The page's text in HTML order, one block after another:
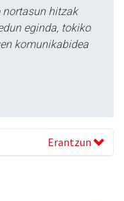
nortasun hitzak
eginda, tokiko
komunikabidea
Erantzun